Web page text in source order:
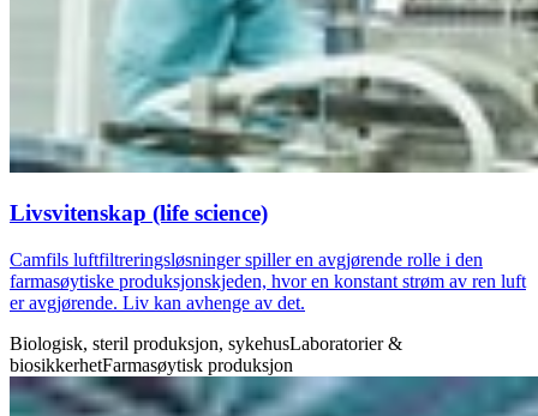
Livsvitenskap (life science)
Camfils luftfiltreringsløsninger spiller en avgjørende rolle i den
farmasøytiske produksjonskjeden, hvor en konstant strøm av ren luft
er avgjørende. Liv kan avhenge av det.
Biologisk, steril produksjon, sykehusLaboratorier &
biosikkerhetFarmasøytisk produksjon